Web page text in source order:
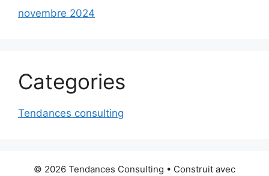
novembre 2024
Categories
Tendances consulting
© 2026 Tendances Consulting • Construit avec